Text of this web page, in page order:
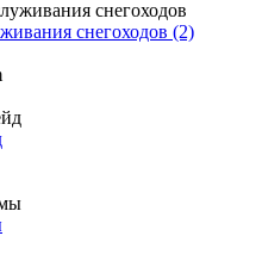
снегоходов (2)